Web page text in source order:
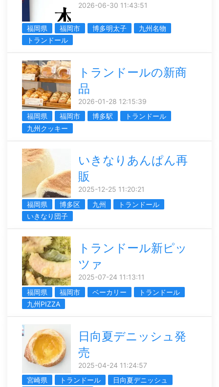
2026-06-30 11:43:51
福岡県 福岡市 博多明太子
九州名物
トランドール
トランドールの新商
品
2026-01-28 12:15:39
福岡県
福岡市 博多駅
トランドール
九州クッキー
いきなりあんぱん再
販
2025-12-25 11:20:21
福岡県
博多区 九州
トランドール
いきなり団子
トランドール新ピッ
ツァ
2025-07-24 11:13:11
福岡県
福岡市 ベーカリー
トランドール
九州PIZZA
日向夏デニッシュ発
売
2025-04-24 11:24:57
宮崎県
トランドール
日向夏デニッシュ